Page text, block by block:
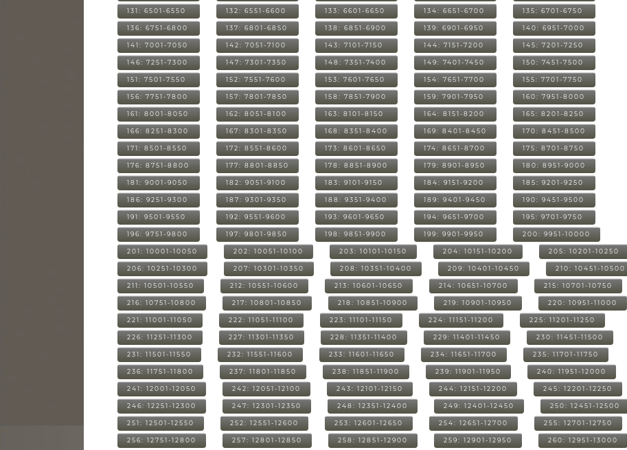
131: 6501-6550 132: 6551-6600 133: 6601-6650 134: 6651-6700 135: 6701-6750
136: 6751-6800 137: 6801-6850 138: 6851-6900 139: 6901-6950 140: 6951-7000
141: 7001-7050 142: 7051-7100 143: 7101-7150 144: 7151-7200 145: 7201-7250
146: 7251-7300 147: 7301-7350 148: 7351-7400 149: 7401-7450 150: 7451-7500
151: 7501-7550 152: 7551-7600 153: 7601-7650 154: 7651-7700 155: 7701-7750
156: 7751-7800 157: 7801-7850 158: 7851-7900 159: 7901-7950 160: 7951-8000
161: 8001-8050 162: 8051-8100 163: 8101-8150 164: 8151-8200 165: 8201-8250
166: 8251-8300 167: 8301-8350 168: 8351-8400 169: 8401-8450 170: 8451-8500
171: 8501-8550 172: 8551-8600 173: 8601-8650 174: 8651-8700 175: 8701-8750
176: 8751-8800 177: 8801-8850 178: 8851-8900 179: 8901-8950 180: 8951-9000
181: 9001-9050 182: 9051-9100 183: 9101-9150 184: 9151-9200 185: 9201-9250
186: 9251-9300 187: 9301-9350 188: 9351-9400 189: 9401-9450 190: 9451-9500
191: 9501-9550 192: 9551-9600 193: 9601-9650 194: 9651-9700 195: 9701-9750
196: 9751-9800 197: 9801-9850 198: 9851-9900 199: 9901-9950 200: 9951-10000
201: 10001-10050 202: 10051-10100 203: 10101-10150 204: 10151-10200 205: 10201-10250
206: 10251-10300 207: 10301-10350 208: 10351-10400 209: 10401-10450 210: 10451-10500
211: 10501-10550 212: 10551-10600 213: 10601-10650 214: 10651-10700 215: 10701-10750
216: 10751-10800 217: 10801-10850 218: 10851-10900 219: 10901-10950 220: 10951-11000
221: 11001-11050 222: 11051-11100 223: 11101-11150 224: 11151-11200 225: 11201-11250
226: 11251-11300 227: 11301-11350 228: 11351-11400 229: 11401-11450 230: 11451-11500
231: 11501-11550 232: 11551-11600 233: 11601-11650 234: 11651-11700 235: 11701-11750
236: 11751-11800 237: 11801-11850 238: 11851-11900 239: 11901-11950 240: 11951-12000
241: 12001-12050 242: 12051-12100 243: 12101-12150 244: 12151-12200 245: 12201-12250
246: 12251-12300 247: 12301-12350 248: 12351-12400 249: 12401-12450 250: 12451-12500
251: 12501-12550 252: 12551-12600 253: 12601-12650 254: 12651-12700 255: 12701-12750
256: 12751-12800 257: 12801-12850 258: 12851-12900 259: 12901-12950 260: 12951-13000